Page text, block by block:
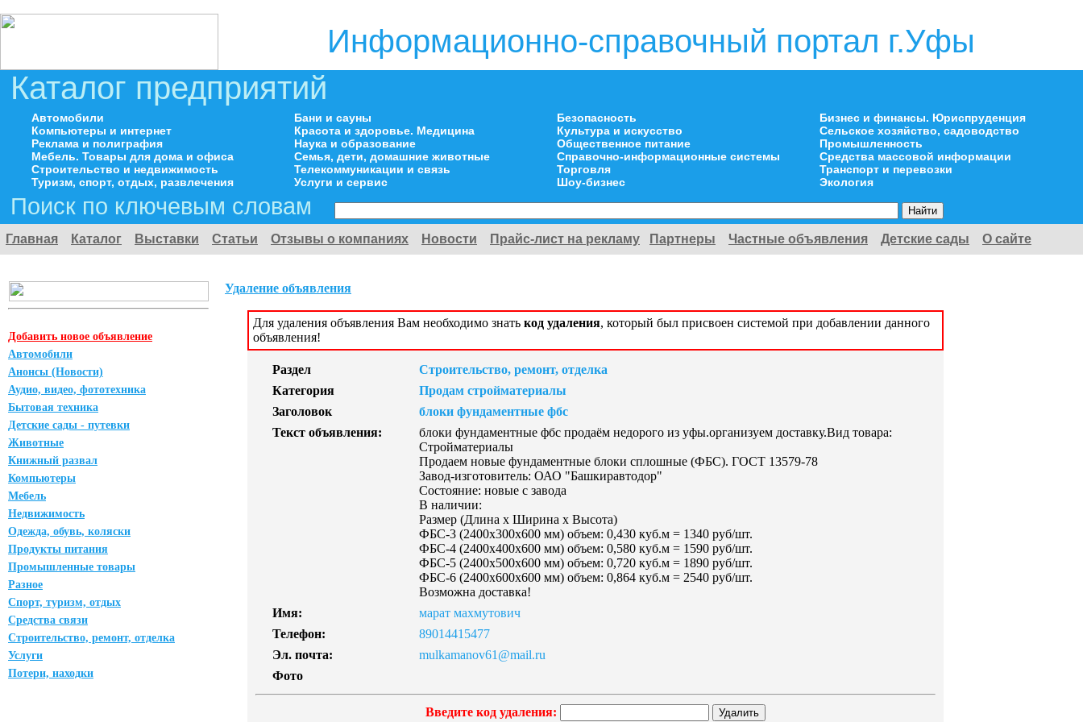
Информационно-справочный портал г.Уфы
Каталог предприятий
Автомобили
Компьютеры и интернет
Реклама и полиграфия
Мебель. Товары для дома и офиса
Строительство и недвижимость
Туризм, спорт, отдых, развлечения
Бани и сауны
Красота и здоровье. Медицина
Наука и образование
Семья, дети, домашние животные
Телекоммуникации и связь
Услуги и сервис
Безопасность
Культура и искусство
Общественное питание
Справочно-информационные системы
Торговля
Шоу-бизнес
Бизнес и финансы. Юриспруденция
Сельское хозяйство, садоводство
Промышленность
Средства массовой информации
Транспорт и перевозки
Экология
Поиск по ключевым словам
Главная Каталог Выставки Статьи Отзывы о компаниях Новости Прайс-лист на рекламу Партнеры Частные объявления Детские сады О сайте
Добавить новое объявление
Автомобили
Анонсы (Новости)
Аудио, видео, фототехника
Бытовая техника
Детские сады - путевки
Животные
Книжный развал
Компьютеры
Мебель
Недвижимость
Одежда, обувь, коляски
Продукты питания
Промышленные товары
Разное
Спорт, туризм, отдых
Средства связи
Строительство, ремонт, отделка
Услуги
Потери, находки
Удаление объявления
Для удаления объявления Вам необходимо знать код удаления, который был присвоен системой при добавлении данного
объявления!
Раздел
Строительство, ремонт, отделка
Категория
Продам стройматериалы
Заголовок
блоки фундаментные фбс
Текст объявления:
блоки фундаментные фбс продаём недорого из уфы.организуем доставку.Вид товара:
Стройматериалы
Продаем новые фундаментные блоки сплошные (ФБС). ГОСТ 13579-78
Завод-изготовитель: ОАО "Башкиравтодор"
Состояние: новые с завода
В наличии:
Размер (Длина x Ширина x Высота)
ФБС-3 (2400x300x600 мм) объем: 0,430 куб.м = 1340 руб/шт.
ФБС-4 (2400x400x600 мм) объем: 0,580 куб.м = 1590 руб/шт.
ФБС-5 (2400x500x600 мм) объем: 0,720 куб.м = 1890 руб/шт.
ФБС-6 (2400x600x600 мм) объем: 0,864 куб.м = 2540 руб/шт.
Возможна доставка!
Имя:
марат махмутович
Телефон:
89014415477
Эл. почта:
mulkamanov61@mail.ru
Фото
Введите код удаления: